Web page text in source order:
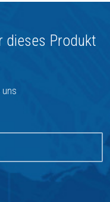
dieses Produkt
uns